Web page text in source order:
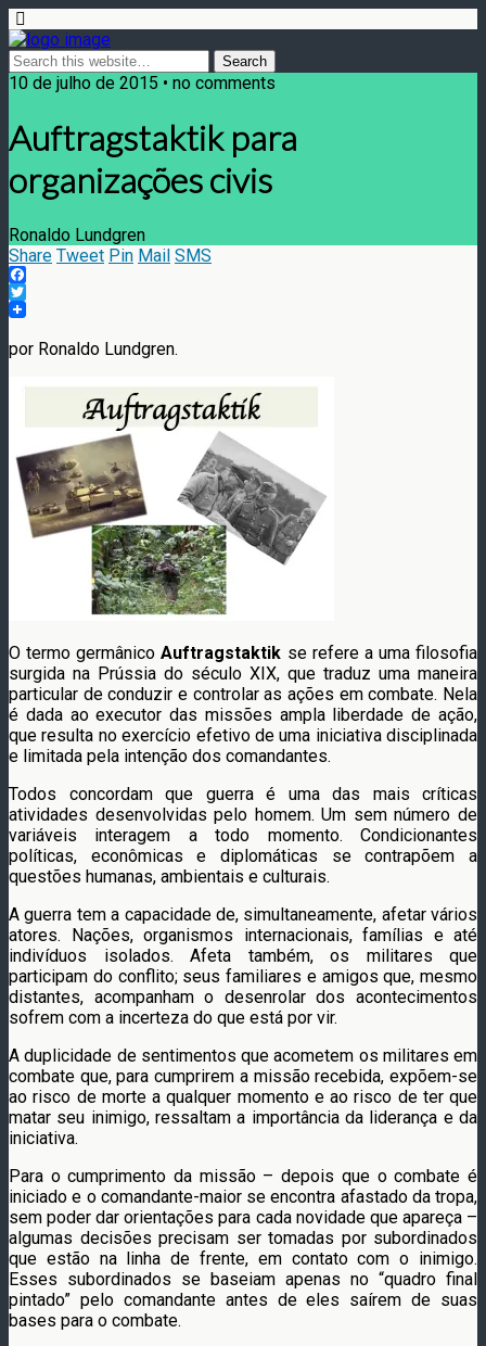
10 de julho de 2015 • no comments
Auftragstaktik para
organizações civis
Ronaldo Lundgren
Share Tweet Pin Mail SMS
Facebook
Twitter
por Ronaldo Lundgren.
O termo germânicoAuftragstaktik se refere a uma filosofia
surgida na Prússia do século XIX, que traduz uma maneira
particular de conduzir e controlar as ações em combate. Nela
é dada ao executor das missões ampla liberdade de ação,
que resulta no exercício efetivo de uma iniciativa disciplinada
e limitada pela intenção dos comandantes.
Todos concordam que guerra é uma das mais críticas
atividades desenvolvidas pelo homem. Um sem número de
variáveis interagem a todo momento. Condicionantes
políticas, econômicas e diplomáticas se contrapõem a
questões humanas, ambientais e culturais.
A guerra tem a capacidade de, simultaneamente, afetar vários
atores. Nações, organismos internacionais, famílias e até
indivíduos isolados. Afeta também, os militares que
participam do conflito; seus familiares e amigos que, mesmo
distantes, acompanham o desenrolar dos acontecimentos
sofrem com a incerteza do que está por vir.
A duplicidade de sentimentos que acometem os militares em
combate que, para cumprirem a missão recebida, expõem-se
ao risco de morte a qualquer momento e ao risco de ter que
matar seu inimigo, ressaltam a importância da liderança e da
iniciativa.
Para o cumprimento da missão – depois que o combate é
iniciado e o comandante-maior se encontra afastado da tropa,
sem poder dar orientações para cada novidade que apareça –
algumas decisões precisam ser tomadas por subordinados
que estão na linha de frente, em contato com o inimigo.
Esses subordinados se baseiam apenas no “quadro final
pintado” pelo comandante antes de eles saírem de suas
bases para o combate.